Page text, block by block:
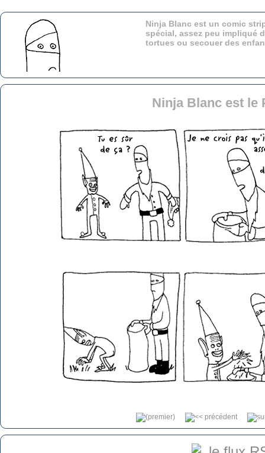
Ninja Blanc est un comic
spécial, assez peu impliqué
tortues ou secouer des
Ninja Blanc est le